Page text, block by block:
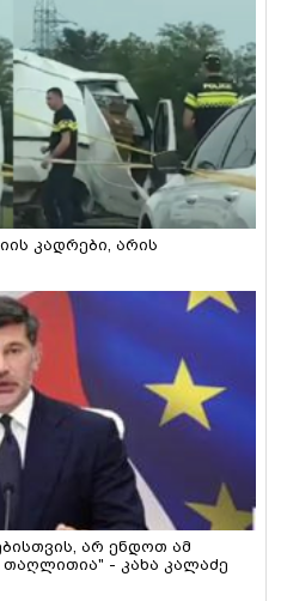
კადრები, არის
არ ენდოთ ამ
თაღლითია" - კახა კალაძე